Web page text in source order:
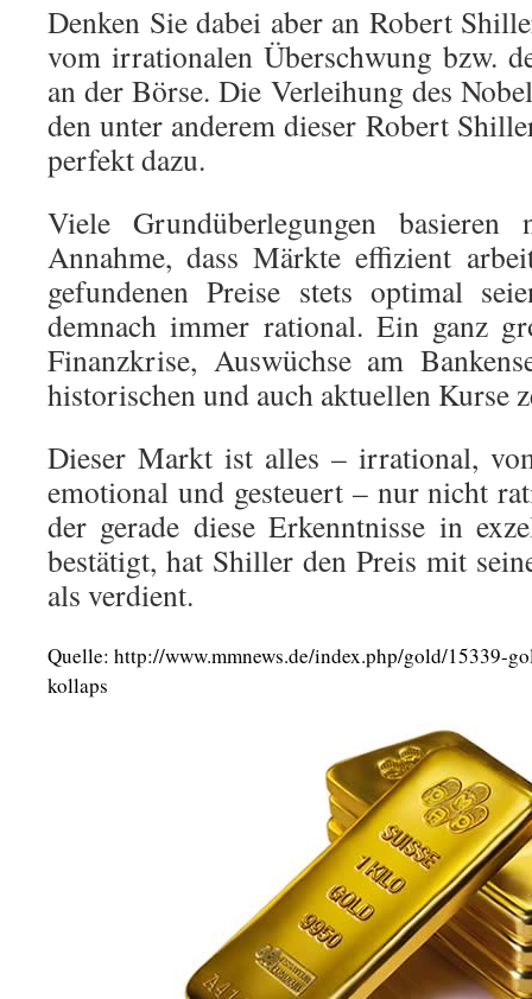
Denken Sie dabei aber an Robert
vom irrationalen Überschwung bzw.
an der Börse. Die Verleihung des
den unter anderem dieser Robert
perfekt dazu.
Viele Grundüberlegungen
Annahme, dass Märkte effizient
gefundenen Preise stets optimal
demnach immer rational. Ein ganz
Finanzkrise, Auswüchse am
historischen und auch aktuellen Kurse
Dieser Markt ist alles – irrational,
emotional und gesteuert – nur nicht
der gerade diese Erkenntnisse in
bestätigt, hat Shiller den Preis mit
als verdient.
Quelle: http://www.mmnews.de/index.php/gold/15339-
kollaps